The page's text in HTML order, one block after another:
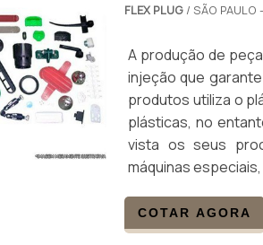
FLEX PLUG / SÃO PAULO
A produção de
injeção que
produtos utiliza o
plásticas, no
vista os seus
máquinas
COTAR AGORA